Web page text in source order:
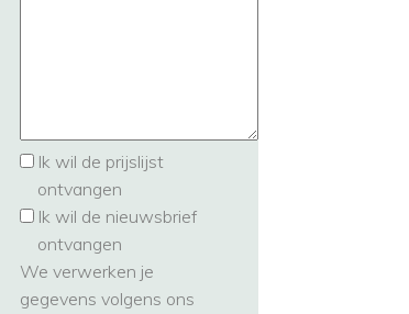
Ik wil de prijslijst
ontvangen
Ik wil de nieuwsbrief
ontvangen
We verwerken je
gegevens volgens ons